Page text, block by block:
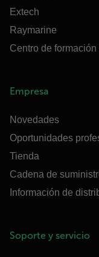
Extech
Raymarine
Centro de
Empresa
Novedades
Oportunidades
Tienda
Cadena de
Información de
Soporte y servicio